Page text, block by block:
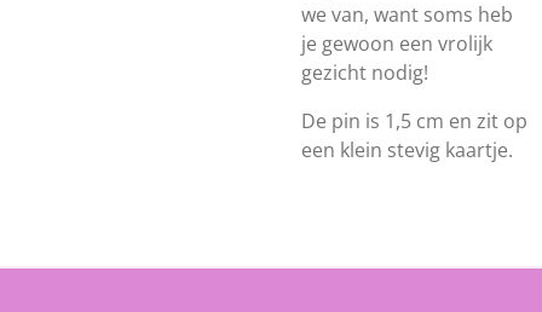
we van, want soms heb
je gewoon een vrolijk
gezicht nodig!
De pin is 1,5 cm en zit op
een klein stevig kaartje.